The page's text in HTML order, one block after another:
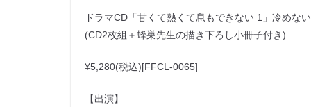
ドラマCD「甘くて熱くて息もできない 1」冷めな
(CD2枚組＋蜂巣先生の描き下ろし小冊子付き)
¥5,280(税込)[FFCL-0065]
【出演】